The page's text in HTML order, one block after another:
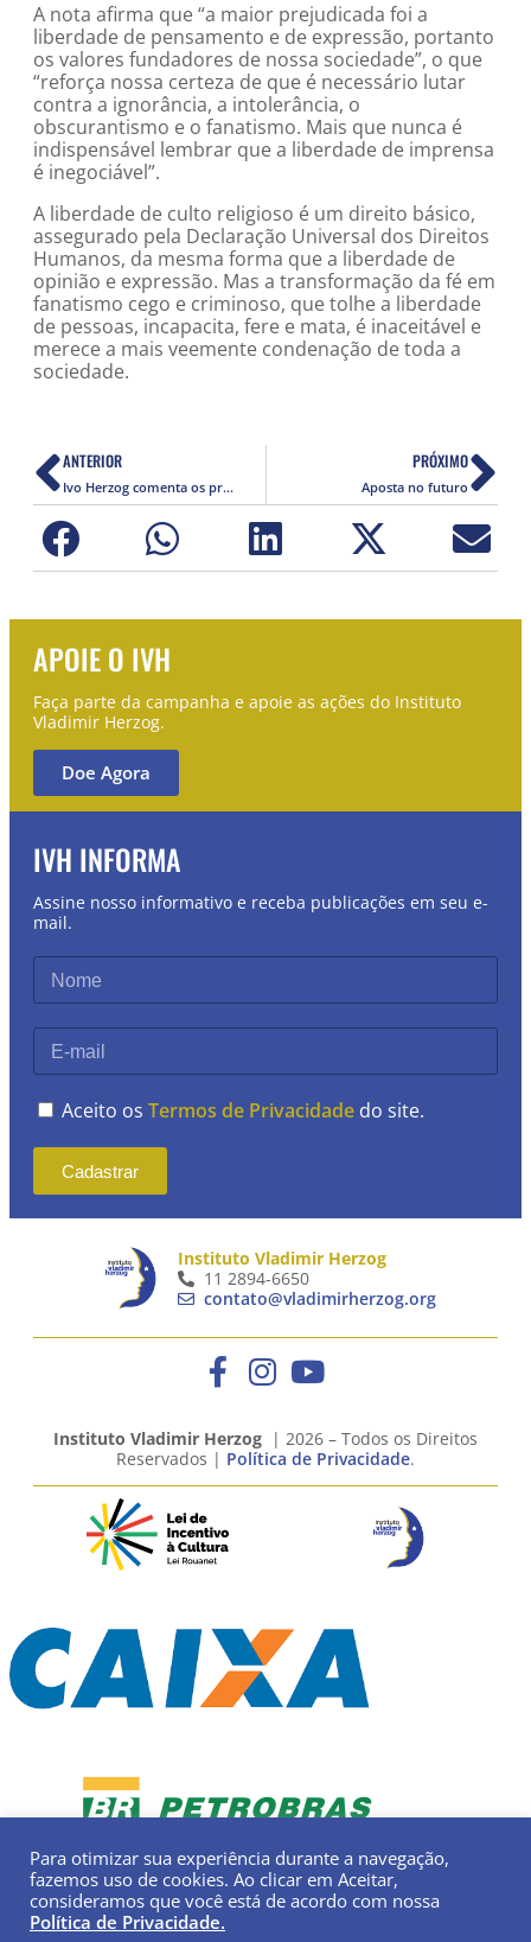
A nota afirma que “a maior prejudicada foi a
liberdade de pensamento e de expressão, portanto
os valores fundadores de nossa sociedade”, o que
“reforça nossa certeza de que é necessário lutar
contra a ignorância, a intolerância, o
obscurantismo e o fanatismo. Mais que nunca é
indispensável lembrar que a liberdade de imprensa
é inegociável”.
A liberdade de culto religioso é um direito básico,
assegurado pela Declaração Universal dos Direitos
Humanos, da mesma forma que a liberdade de
opinião e expressão. Mas a transformação da fé em
fanatismo cego e criminoso, que tolhe a liberdade
de pessoas, incapacita, fere e mata, é inaceitável e
merece a mais veemente condenação de toda a
sociedade.
ANTERIOR
Ivo Herzog comenta os projetos do IVH para 2015
PRÓXIMO
Aposta no futuro
APOIE O IVH
Faça parte da campanha e apoie as ações do Instituto
Vladimir Herzog.
Doe Agora
IVH INFORMA
Assine nosso informativo e receba publicações em seu e-
mail.
Aceito os Termos de Privacidade do site.
Cadastrar
Instituto Vladimir Herzog
11 2894-6650
contato@vladimirherzog.org
Instituto Vladimir Herzog | 2026 – Todos os Direitos
Reservados | Política de Privacidade.
Para otimizar sua experiência durante a navegação,
fazemos uso de cookies. Ao clicar em Aceitar,
consideramos que você está de acordo com nossa
Política de Privacidade.